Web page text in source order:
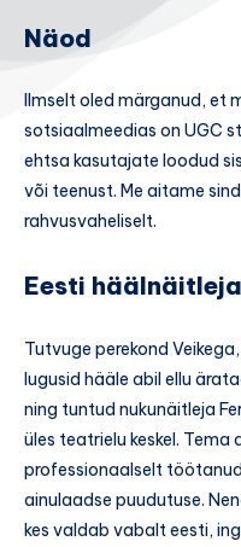
Näod
Ilmselt oled märganud, et
sotsiaalmeedias on UGC
ehtsa kasutajate loodud
või teenust. Me aitame
rahvusvaheliselt.
Eesti
Tutvuge perekond
lugusid hääle abil ellu
ning tuntud nukunäitleja
üles teatrielu keskel. Tema
professionaalselt
ainulaadse puudutuse.
kes valdab vabalt eesti,